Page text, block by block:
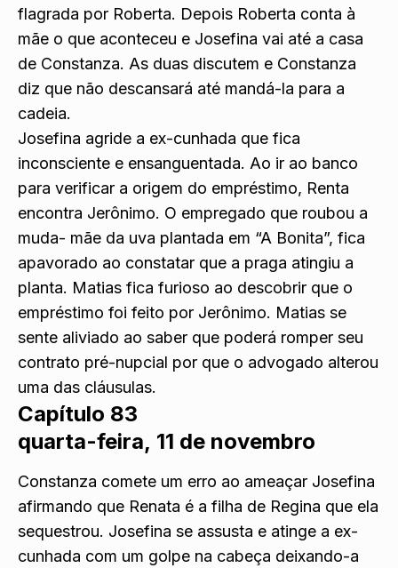
flagrada por Roberta. Depois Roberta conta à
mãe o que aconteceu e Josefina vai até a casa
de Constanza. As duas discutem e Constanza
diz que não descansará até mandá-la para a
cadeia.
Josefina agride a ex-cunhada que fica
inconsciente e ensanguentada. Ao ir ao banco
para verificar a origem do empréstimo, Renta
encontra Jerônimo. O empregado que roubou a
muda- mãe da uva plantada em “A Bonita”, fica
apavorado ao constatar que a praga atingiu a
planta. Matias fica furioso ao descobrir que o
empréstimo foi feito por Jerônimo. Matias se
sente aliviado ao saber que poderá romper seu
contrato pré-nupcial por que o advogado alterou
uma das cláusulas.
Capítulo 83
quarta-feira, 11 de novembro
Constanza comete um erro ao ameaçar Josefina
afirmando que Renata é a filha de Regina que ela
sequestrou. Josefina se assusta e atinge a ex-
cunhada com um golpe na cabeça deixando-a